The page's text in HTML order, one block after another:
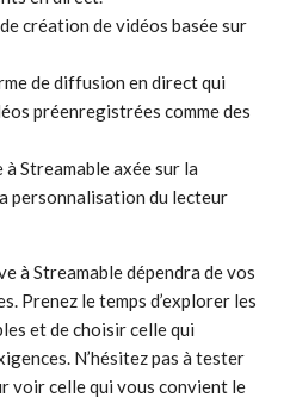
création de vidéos basée sur
de diffusion en direct qui
préenregistrées comme des
Streamable axée sur la
personnalisation du lecteur
à Streamable dépendra de vos
Prenez le temps d’explorer les
et de choisir celle qui
N’hésitez pas à tester
voir celle qui vous convient le